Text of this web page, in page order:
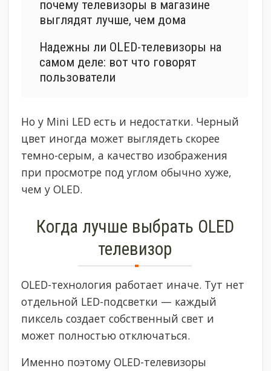
почему телевизоры в магазине
выглядят лучше, чем дома
Надежны ли OLED-телевизоры на
самом деле: вот что говорят
пользователи
Но у Mini LED есть и недостатки. Черный
цвет иногда может выглядеть скорее
темно-серым, а качество изображения
при просмотре под углом обычно хуже,
чем у OLED.
Когда лучше выбрать OLED
телевизор
OLED-технология работает иначе. Тут нет
отдельной LED-подсветки — каждый
пиксель создает собственный свет и
может полностью отключаться.
Именно поэтому OLED-телевизоры